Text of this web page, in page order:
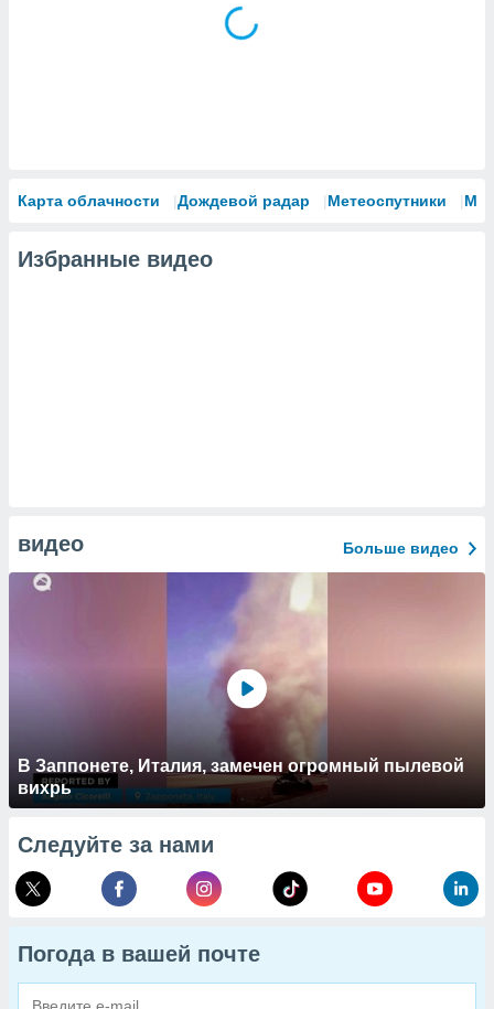
Карта облачности Дождевой радар Метеоспутники
Избранные видео
видео Больше видео
В Заппонете, Италия, замечен огромный пылевой
вихрь
Следуйте за нами
Погода в вашей почте